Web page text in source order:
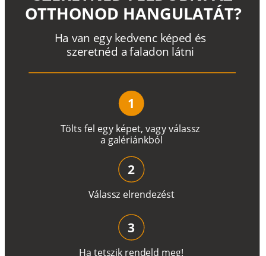
Tölts fel egy képet, vagyválassz
a galériánkból
Ha van egy kedvenc képed és
szeretnéd a faladon látni
OTTHONOD HANGULATÁT?
1
Válassz elrendezést
2
Ha tetszik rendeld meg!
3